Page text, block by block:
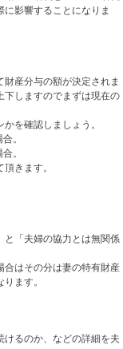
影響することになりま
産分与の額が決定されま
下しますのでまずは現在の
を確認しましょう。
。
。
きます。
と「夫婦の協力とは無関係
合はその分は妻の特有財産
ます。
るのか、などの詳細を夫